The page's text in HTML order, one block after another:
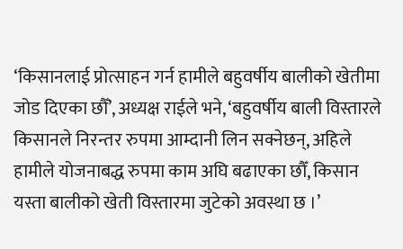
‘किसानलाई प्रोत्साहन गर्न हामीले बहुवर्षीय बालीको खेतीमा
जोड दिएका छौँ’, अध्यक्ष राईले भने, ‘बहुवर्षीय बाली विस्तारले
किसानले निरन्तर रुपमा आम्दानी लिन सक्नेछन्, अहिले
हामीले योजनाबद्ध रुपमा काम अघि बढाएका छौँ, किसान
यस्ता बालीको खेती विस्तारमा जुटेको अवस्था छ ।’